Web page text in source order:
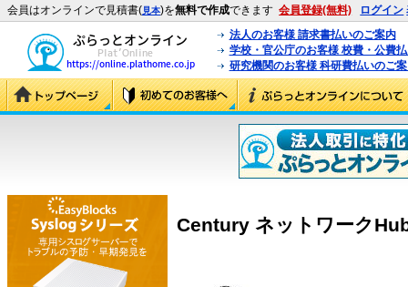
会員はオンラインで見積書(見本)を無料で作成できます 会員登録(無料) ログイン
法人のお客様 請求書払いのご案内
学校・官公庁のお客様 校費・公費
研究機関のお客様 科研費払いのご
Century ネットワーク